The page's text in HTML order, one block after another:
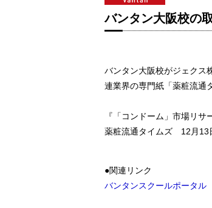
バンタン大阪校の
バンタン大阪校がジェクス
連業界の専門紙「薬粧流通
『「コンドーム」市場リ
薬粧流通タイムズ 12月13
●関連リンク
バンタンスクールポータル